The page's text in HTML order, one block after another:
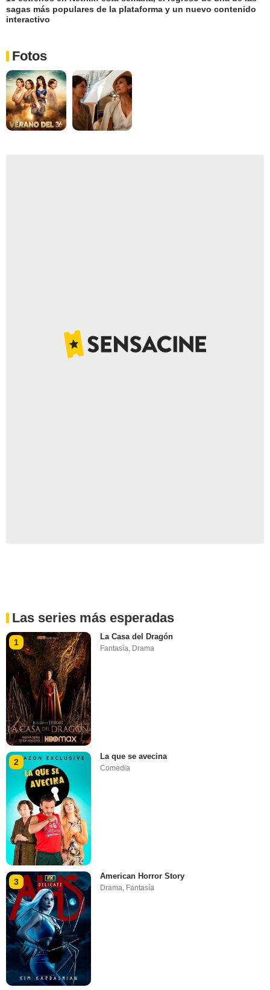
sagas más populares de la plataforma y un nuevo contenido
interactivo
Fotos
Las series más esperadas
1
La Casa del Dragón
Fantasía Drama
2
La que se avecina
Comedia
3
American Horror Story
Drama, Fantasía